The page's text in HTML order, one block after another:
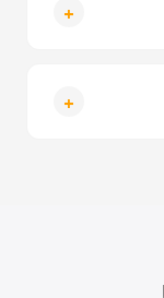
+
+